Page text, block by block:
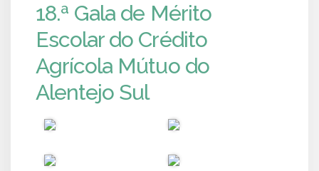
18.ª Gala de Mérito
Escolar do Crédito
Agrícola Mútuo do
Alentejo Sul